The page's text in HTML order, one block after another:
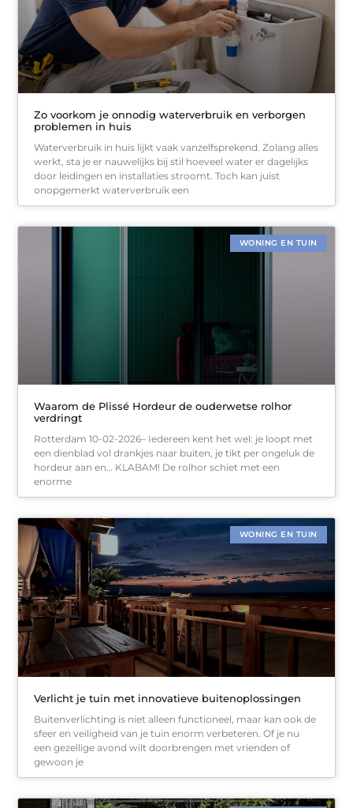
Zo voorkom je onnodig waterverbruik en verborgen
problemen in huis
Waterverbruik in huis lijkt vaak vanzelfsprekend. Zolang alles
werkt, sta je er nauwelijks bij stil hoeveel water er dagelijks
door leidingen en installaties stroomt. Toch kan juist
onopgemerkt waterverbruik een
WONING EN TUIN
Waarom de Plissé Hordeur de ouderwetse rolhor
verdringt
Rotterdam 10-02-2026– Iedereen kent het wel: je loopt met
een dienblad vol drankjes naar buiten, je tikt per ongeluk de
hordeur aan en… KLABAM! De rolhor schiet met een
enorme
WONING EN TUIN
Verlicht je tuin met innovatieve buitenoplossingen
Buitenverlichting is niet alleen functioneel, maar kan ook de
sfeer en veiligheid van je tuin enorm verbeteren. Of je nu
een gezellige avond wilt doorbrengen met vrienden of
gewoon je